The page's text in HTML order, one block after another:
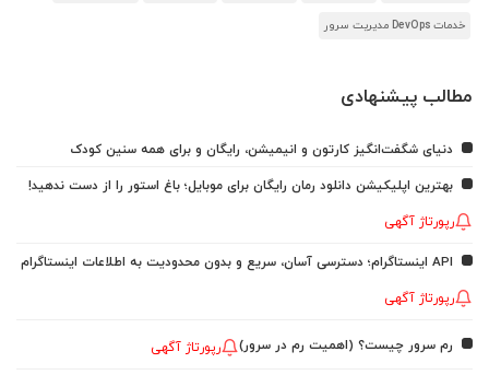
خدمات DevOps مدیریت سرور
مطالب پیشنهادی
دنیای شگفت‌انگیز کارتون و انیمیشن، رایگان و برای همه سنین کودک
بهترین اپلیکیشن دانلود رمان رایگان برای موبایل؛ باغ استور را از دست ندهید!
رپورتاژ آگهی
API اینستاگرام؛ دسترسی آسان، سریع و بدون محدودیت به اطلاعات اینستاگرام
رپورتاژ آگهی
رم سرور چیست؟ (اهمیت رم در سرور) رپورتاژ آگهی